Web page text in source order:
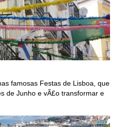
famosas Festas de Lisboa, que
de Junho e vÃ£o transformar e